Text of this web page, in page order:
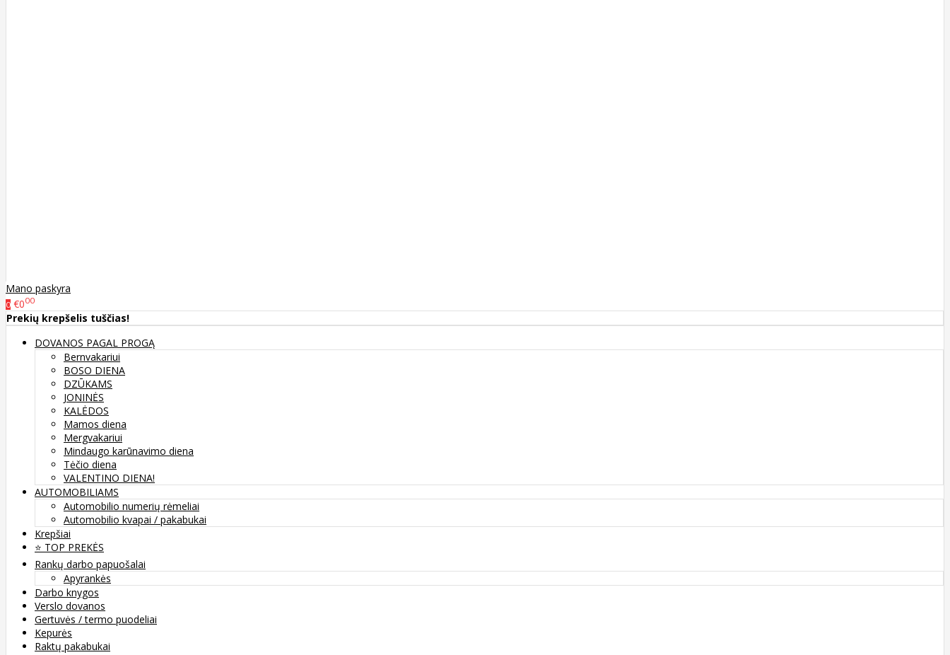
Mano paskyra
0 €000
Prekių krepšelis tuščias!
DOVANOS PAGAL PROGĄ
Bernvakariui
BOSO DIENA
DZŪKAMS
JONINĖS
KALĖDOS
Mamos diena
Mergvakariui
Mindaugo karūnavimo diena
Tėčio diena
VALENTINO DIENA!
AUTOMOBILIAMS
Automobilio numerių rėmeliai
Automobilio kvapai / pakabukai
Krepšiai
⭐️ TOP PREKĖS
Rankų darbo papuošalai
Apyrankės
Darbo knygos
Verslo dovanos
Gertuvės / termo puodeliai
Kepurės
Raktų pakabukai